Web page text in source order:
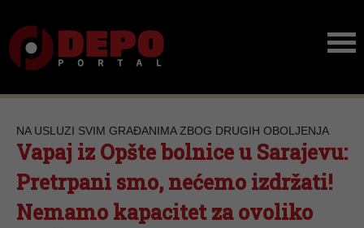
NA USLUZI SVIM GRAĐANIMA ZBOG DRUGIH OBOLJENJA
Vapaj iz Opšte bolnice u Sarajevu:
Pretrpani smo, nećemo izdržati!
Nemamo kapacitet za ovoliko